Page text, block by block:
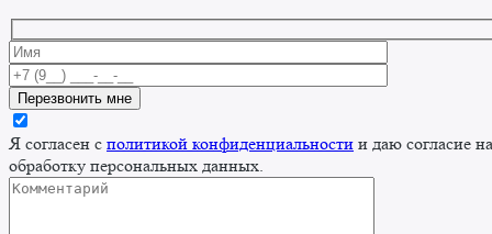
Я согласен с политикой конфиденциальности и даю согласие на
обработку персональных данных.